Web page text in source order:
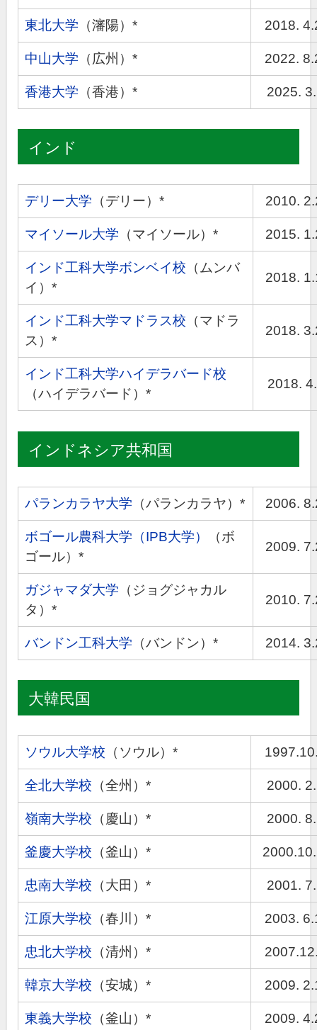
東北大学 （瀋陽）* 2018.
中山大学 （広州）* 2022.
香港大学 （香港）* 2025.
インド
デリー大学 （デリー）* 2010.
マイソール大学 （マイソール）* 2015.
インド工科大学ボンベイ校 （ムンバ
イ）*
2018.
インド工科大学マドラス校 （マドラ
ス）*
2018.
インド工科大学ハイデラバード校
（ハイデラバード）*
2018.
インドネシア共和国
パランカラヤ大学 （パランカラヤ）* 2006.
ボゴール農科大学（IPB大学）
（ボ
ゴール）*
2009.
ガジャマダ大学 （ジョグジャカル
タ）*
2010.
バンドン工科大学 （バンドン）* 2014.
大韓民国
ソウル大学校 （ソウル）*
全北大学校 （全州）* 2000.
嶺南大学校 （慶山）* 2000.
釜慶大学校 （釜山）*
忠南大学校 （大田）* 2001.
江原大学校 （春川）* 2003.
忠北大学校 （清州）*
韓京大学校 （安城）* 2009.
東義大学校 （釜山）* 2009.